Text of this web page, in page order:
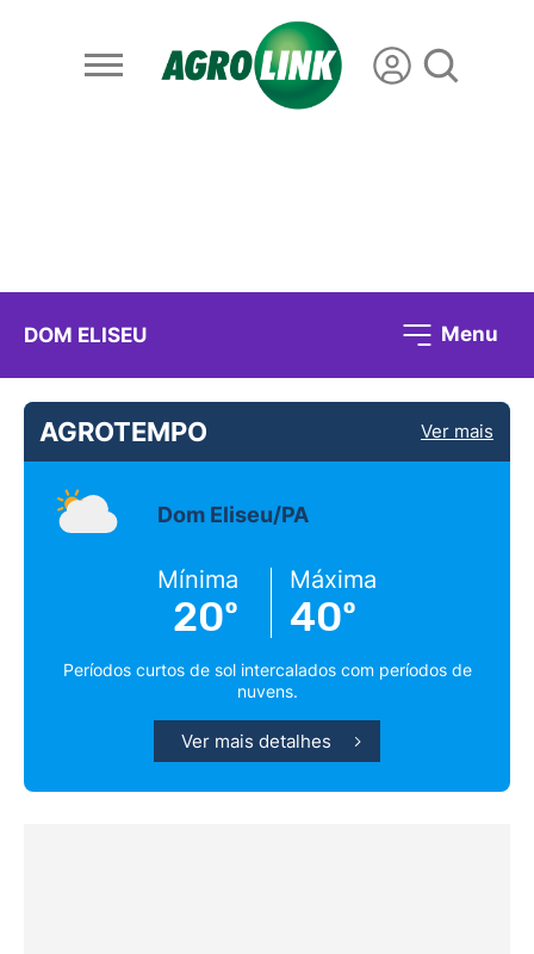
DOM ELISEU Menu
AGROTEMPO Ver mais
Dom Eliseu/PA
Mínima
20º
Máxima
40º
Períodos curtos de sol intercalados com períodos de
nuvens.
Ver mais detalhes